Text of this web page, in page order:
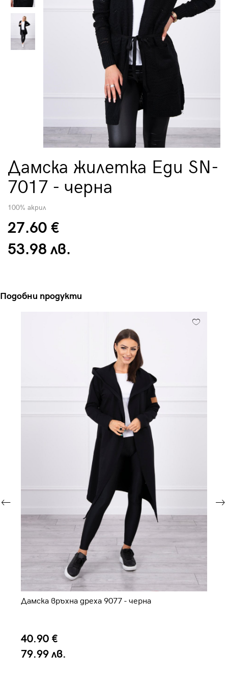
Дамска жилетка Еди SN-
7017 - черна
100% акрил
27.60 €
53.98 лв.
Подобни продукти
Дамска връхна дреха 9077 - черна
40.90 €
79.99 лв.